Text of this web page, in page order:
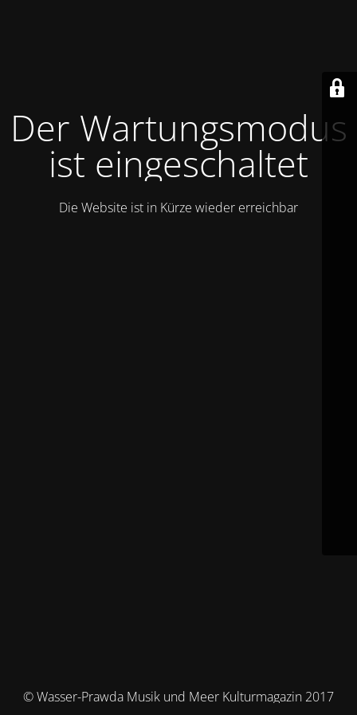
Der Wartungsmodus
ist eingeschaltet
Die Website ist in Kürze wieder erreichbar
© Wasser-Prawda Musik und Meer Kulturmagazin 2017